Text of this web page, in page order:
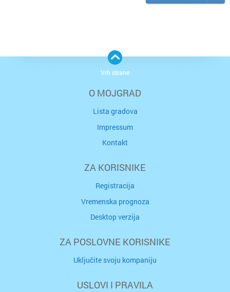
O MOJGRAD
Lista gradova
Impressum
Kontakt
ZA KORISNIKE
Registracija
Vremenska prognoza
Desktop verzija
ZA POSLOVNE KORISNIKE
Uključite svoju kompaniju
USLOVI I PRAVILA
Vrh strane